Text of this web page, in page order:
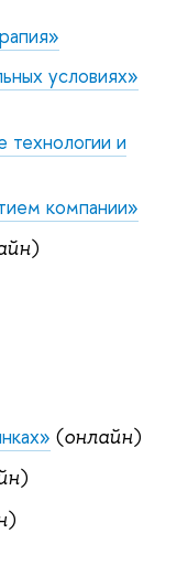
условиях»
и
компании»
)
(онлайн)
)
)